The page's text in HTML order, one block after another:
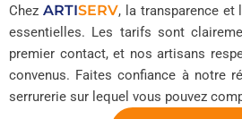
Chez ARTISERV, la transparence et
essentielles. Les tarifs sont
premier contact, et nos artisans
convenus. Faites confiance à notre
serrurerie sur lequel vous pouvez